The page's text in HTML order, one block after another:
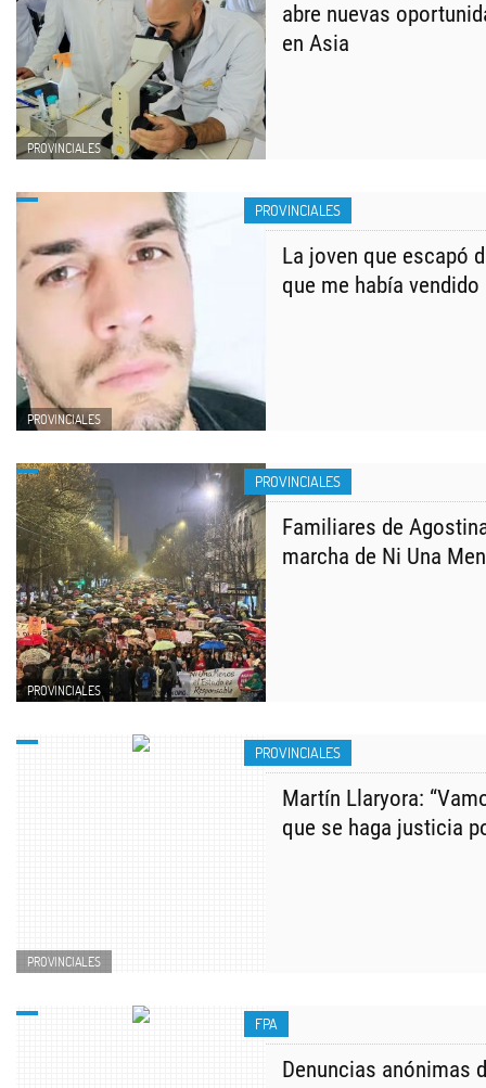
PROVINCIALES
abre nuevas
en Asia
PROVINCIALES
PROVINCIALES
La joven que escapó
que me había
PROVINCIALES
PROVINCIALES
Familiares de
marcha de Ni Una
PROVINCIALES
PROVINCIALES
Martín Llaryora:
que se haga justicia
FPA
Denuncias anónimas